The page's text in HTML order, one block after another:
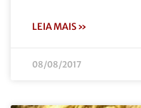
LEIA MAIS »
08/08/2017